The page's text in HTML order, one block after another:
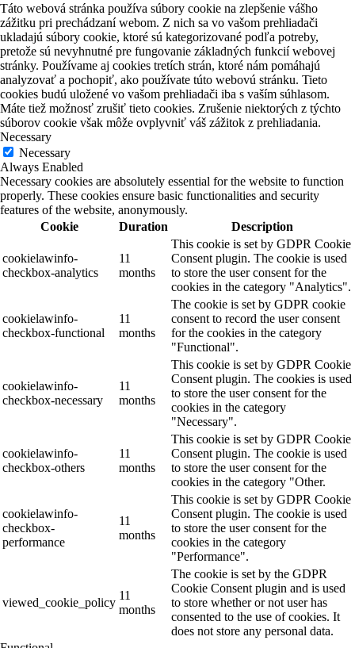
Táto webová stránka používa súbory cookie na zlepšenie vášho
zážitku pri prechádzaní webom. Z nich sa vo vašom prehliadači
ukladajú súbory cookie, ktoré sú kategorizované podľa potreby,
pretože sú nevyhnutné pre fungovanie základných funkcií webovej
stránky. Používame aj cookies tretích strán, ktoré nám pomáhajú
analyzovať a pochopiť, ako používate túto webovú stránku. Tieto
cookies budú uložené vo vašom prehliadači iba s vaším súhlasom.
Máte tiež možnosť zrušiť tieto cookies. Zrušenie niektorých z týchto
súborov cookie však môže ovplyvniť váš zážitok z prehliadania.
Necessary
Necessary
Always Enabled
Necessary cookies are absolutely essential for the website to function
properly. These cookies ensure basic functionalities and security
features of the website, anonymously.
Cookie
Duration Description
cookielawinfo-
checkbox-analytics
11
months
This cookie is set by GDPR Cookie
Consent plugin. The cookie is used
to store the user consent for the
cookies in the category "Analytics".
cookielawinfo-
checkbox-functional
11
months
The cookie is set by GDPR cookie
consent to record the user consent
for the cookies in the category
"Functional".
cookielawinfo-
checkbox-necessary
11
months
This cookie is set by GDPR Cookie
Consent plugin. The cookies is used
to store the user consent for the
cookies in the category
"Necessary".
cookielawinfo-
checkbox-others
11
months
This cookie is set by GDPR Cookie
Consent plugin. The cookie is used
to store the user consent for the
cookies in the category "Other.
cookielawinfo-
checkbox-
performance
11
months
This cookie is set by GDPR Cookie
Consent plugin. The cookie is used
to store the user consent for the
cookies in the category
"Performance".
viewed_cookie_policy
11
months
The cookie is set by the GDPR
Cookie Consent plugin and is used
to store whether or not user has
consented to the use of cookies. It
does not store any personal data.